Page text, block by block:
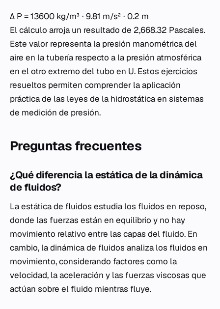
Δ P = 13600 kg/m³ ⋅ 9.81 m/s² ⋅ 0.2 m
El cálculo arroja un resultado de 2,668.32 Pascales.
Este valor representa la presión manométrica del
aire en la tubería respecto a la presión atmosférica
en el otro extremo del tubo en U. Estos ejercicios
resueltos permiten comprender la aplicación
práctica de las leyes de la hidrostática en sistemas
de medición de presión.
Preguntas frecuentes
¿Qué diferencia la estática de la dinámica
de fluidos?
La estática de fluidos estudia los fluidos en reposo,
donde las fuerzas están en equilibrio y no hay
movimiento relativo entre las capas del fluido. En
cambio, la dinámica de fluidos analiza los fluidos en
movimiento, considerando factores como la
velocidad, la aceleración y las fuerzas viscosas que
actúan sobre el fluido mientras fluye.